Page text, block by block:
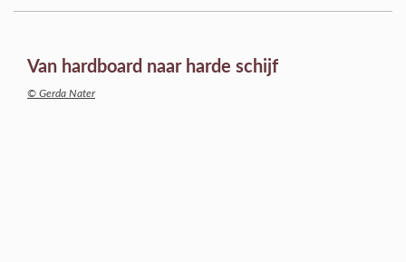
Van hardboard naar harde schijf
© Gerda Nater